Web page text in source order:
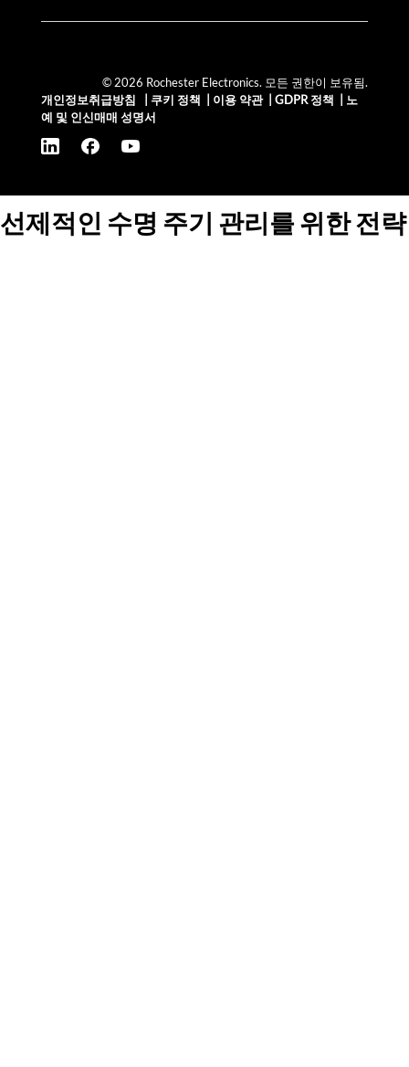
© 2026 Rochester Electronics. 모든 권한이 보유됨.
개인정보취급방침
쿠키 정책 이용 약관| GDPR 정책
노
예 및 인신매매 성명서
선제적인 수명 주기 관리를 위한 전략